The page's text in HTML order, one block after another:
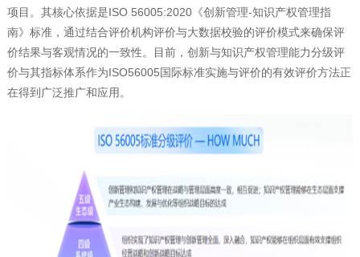
项目。其核心依据是ISO 56005:2020《创新管理-知识产权管理指
南》标准，通过结合评价机构评价与大数据校验的评价模式来确保评
价结果与客观情况的一致性。目前，创新与知识产权管理能力分级评
价与其指标体系作为ISO56005国际标准实施与评价的有效评价方法正
在得到广泛推广和应用。